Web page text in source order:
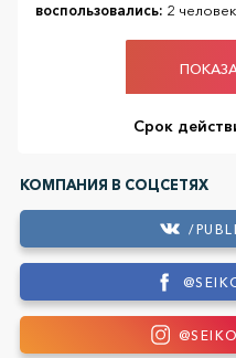
КОМПАНИЯ В СОЦСЕТЯХ
/
воспользовались: 2
Срок